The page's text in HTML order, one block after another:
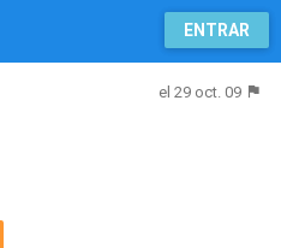
ENTRAR
el 29 oct. 09